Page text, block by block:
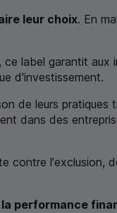
leur choix. En
label garantit aux
d'investissement.
de leurs
dans des
contre l'exclusion,
performance